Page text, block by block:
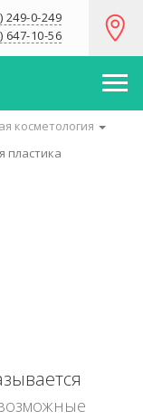
249-0-249
647-10-56
косметология
пластика